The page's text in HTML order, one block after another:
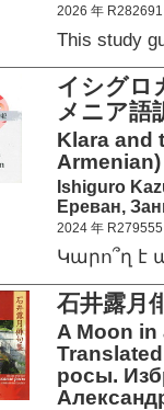
2026 年 R282691
This study
イシグ
メニア語
Klara
Armenian)
Ishiguro
Ереван,
2024 年 R279555
Կարո՞ղ է
石井露月
A Moon in
росы.